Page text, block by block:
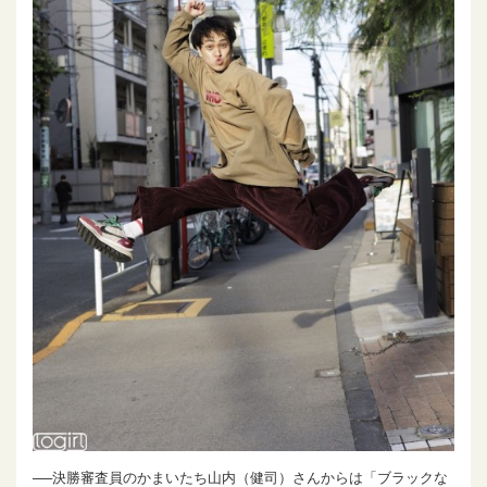
──決勝審査員のかまいたち山内（健司）さんからは「ブラックな